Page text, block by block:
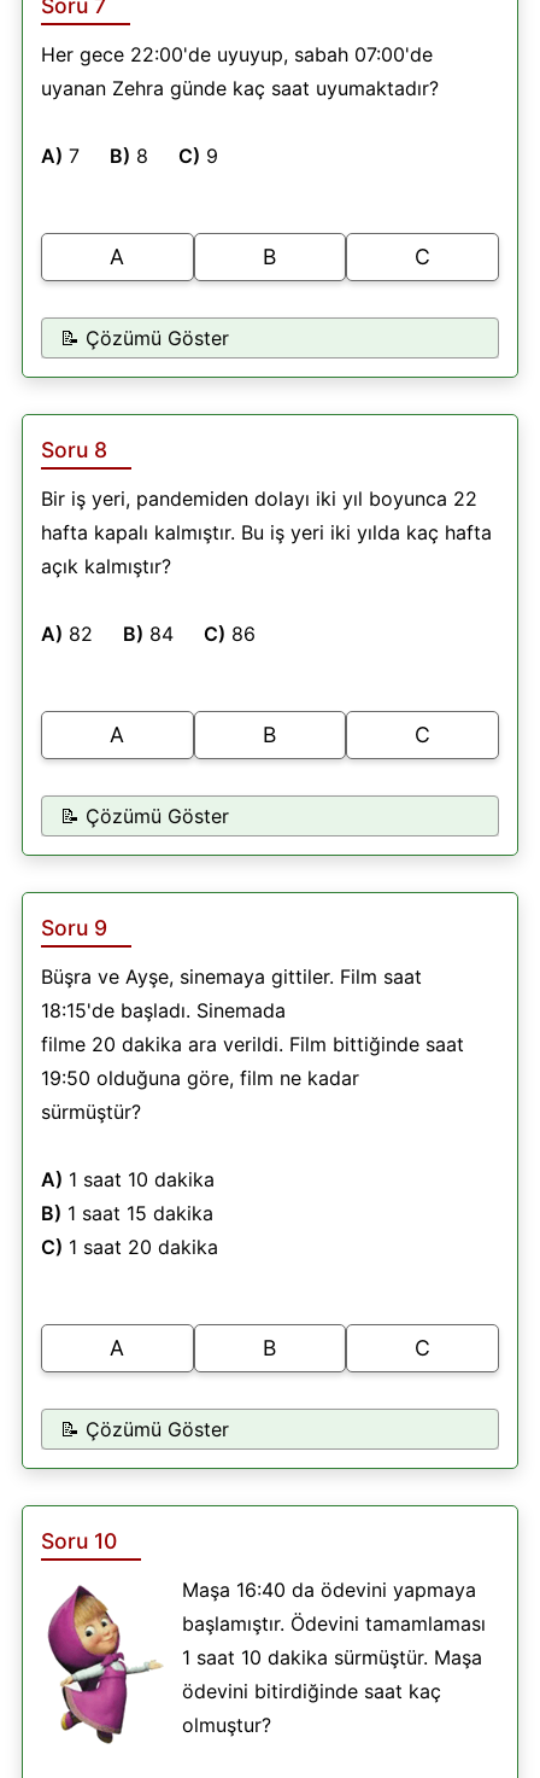
Soru 7
Her gece 22:00'de uyuyup, sabah 07:00'de
uyanan Zehra günde kaç saat uyumaktadır?
A) 7 B) 8 C) 9
A B C
📝 Çözümü Göster
Soru 8
Bir iş yeri, pandemiden dolayı iki yıl boyunca 22
hafta kapalı kalmıştır. Bu iş yeri iki yılda kaç hafta
açık kalmıştır?
A) 82 B) 84 C) 86
A B C
📝 Çözümü Göster
Soru 9
Büşra ve Ayşe, sinemaya gittiler. Film saat
18:15'de başladı. Sinemada
filme 20 dakika ara verildi. Film bittiğinde saat
19:50 olduğuna göre, film ne kadar
sürmüştür?
A) 1 saat 10 dakika
B) 1 saat 15 dakika
C) 1 saat 20 dakika
A B C
📝 Çözümü Göster
Soru 10
Maşa 16:40 da ödevini yapmaya
başlamıştır. Ödevini tamamlaması
1 saat 10 dakika sürmüştür. Maşa
ödevini bitirdiğinde saat kaç
olmuştur?